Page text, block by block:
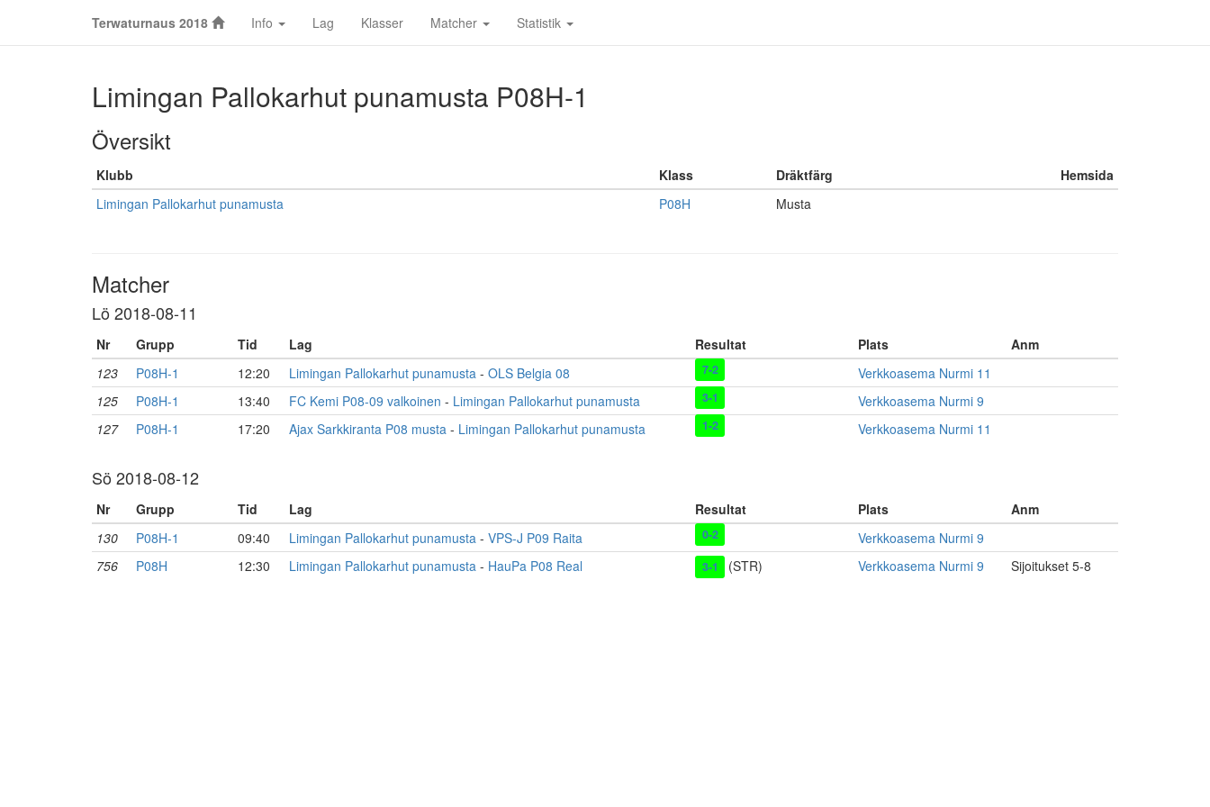
Terwaturnaus 2018 Info Lag Klasser Matcher Statistik
Limingan Pallokarhut punamusta P08H-1
Översikt
Klubb Klass Dräktfärg
Hemsida
Limingan Pallokarhut punamusta
P08H Musta
Matcher
Lö 2018-08-11
Nr Grupp Tid Lag Resultat Plats
Anm
123
P08H-1 12:20 Limingan Pallokarhut punamusta - OLS Belgia 08 7-2
Verkkoasema Nurmi 11
125
P08H-1 13:40 FC Kemi P08-09 valkoinen - Limingan Pallokarhut punamusta 3-1
Verkkoasema Nurmi 9
127
P08H-1 17:20 Ajax Sarkkiranta P08 musta - Limingan Pallokarhut punamusta 1-2 Verkkoasema Nurmi 11
Sö 2018-08-12
Nr Grupp Tid Lag Resultat Plats
Anm
130
P08H-1 09:40 Limingan Pallokarhut punamusta - VPS-J P09 Raita 0-2
Verkkoasema Nurmi 9
756
P08H 12:30 Limingan Pallokarhut punamusta - HauPa P08 Real 3-1 (STR) Verkkoasema Nurmi 9 Sijoitukset 5-8